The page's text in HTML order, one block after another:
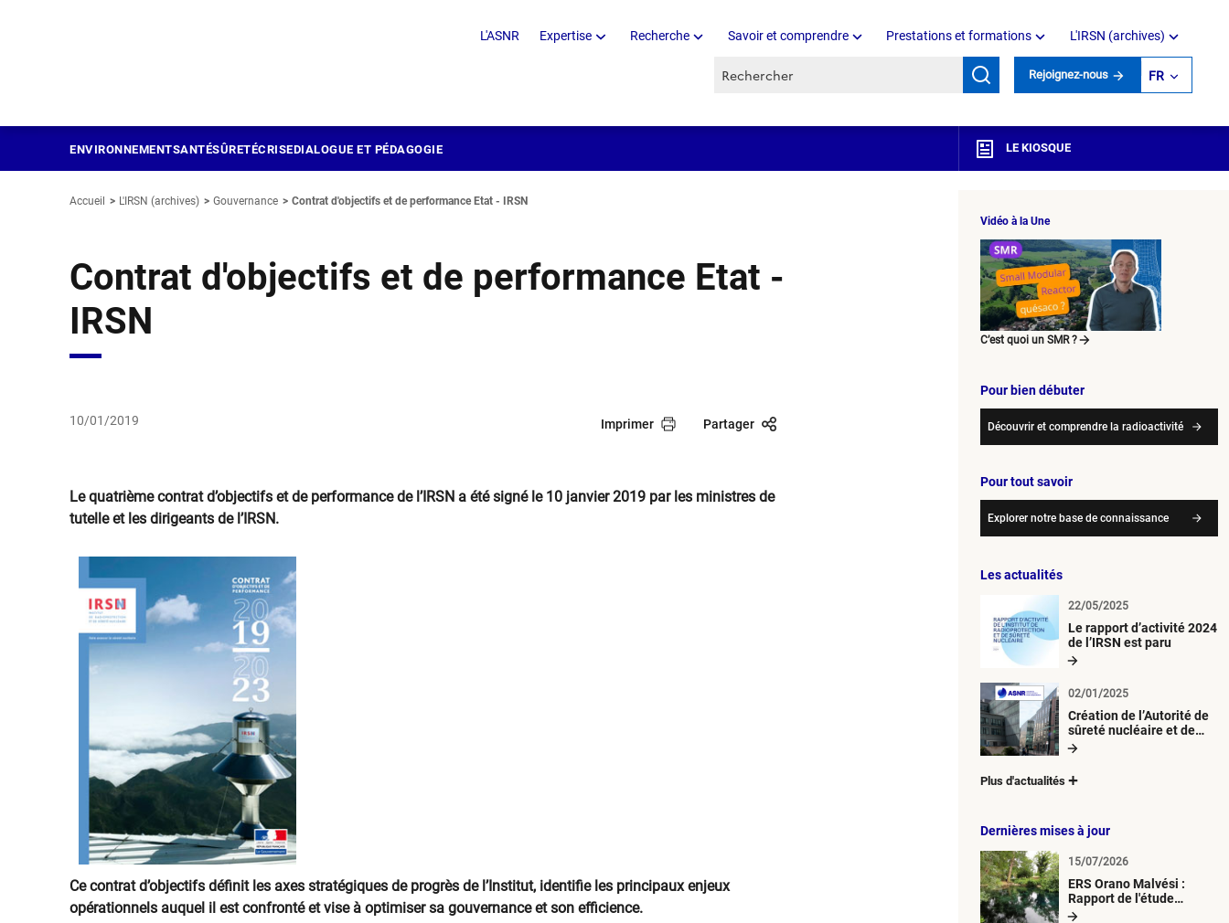
L'ASNR Expertise Recherche Savoir et comprendre Prestations et formations L'IRSN (archives)
Recherche par mots clés Rejoignez-nous FR
ENVIRONNEMENTSANTÉSÛRETÉCRISEDIALOGUE ET PÉDAGOGIE LE KIOSQUE
Accueil L'IRSN (archives) Gouvernance Contrat d'objectifs et de performance Etat - IRSN
Contrat d'objectifs et de performance Etat -
IRSN
Imprimer Partager
10/01/2019
Le quatrième contrat d’objectifs et de performance de l’IRSN a été signé le 10 janvier 2019 par les ministres de
tutelle et les dirigeants de l’IRSN.
Ce contrat d’objectifs définit les axes stratégiques de progrès de l’Institut, identifie les principaux enjeux
opérationnels auquel il est confronté et vise à optimiser sa gouvernance et son efficience.
Vidéo à la Une
C’est quoi un SMR ?
Pour bien débuter
Découvrir et comprendre la radioactivité
Pour tout savoir
Explorer notre base de connaissance
Les actualités
Le rapport d’activité 2024
de l’IRSN est paru
22/05/2025
Création de l’Autorité de
sûreté nucléaire et de
radioprotection (ASNR)
02/01/2025
Plus d'actualités
Dernières mises à jour
ERS Orano Malvési :
Rapport de l'étude
radiologique du milieu
15/07/2026